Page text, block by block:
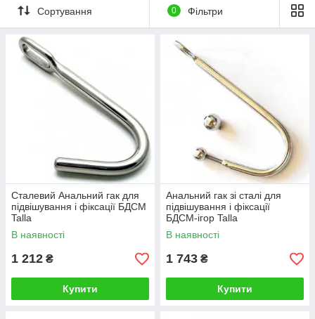
Сортування 0 Фільтри
Сталевий Анальний гак для
підвішування і фіксації БДСМ
Talla
В наявності
1 212 ₴
Купити
Анальний гак зі сталі для
підвішування і фіксації
БДСМ-ігор Talla
В наявності
1 743 ₴
Купити